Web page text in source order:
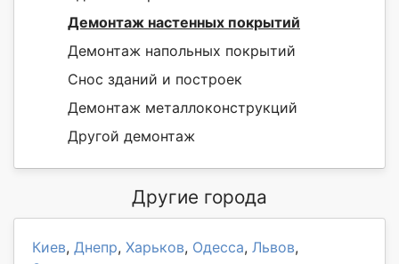
Демонтаж настенных покрытий
Демонтаж напольных покрытий
Снос зданий и построек
Демонтаж металлоконструкций
Другой демонтаж
Другие города
Киев, Днепр, Харьков, Одесса, Львов,